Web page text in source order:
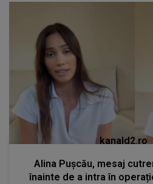
kanald2.ro
Alina Pușcău, mesaj
înainte de a intra în